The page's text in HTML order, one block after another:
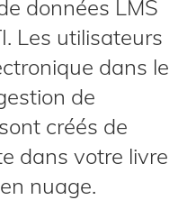
données LMS
Les utilisateurs
dans le
de
créés de
dans votre livre
nuage.